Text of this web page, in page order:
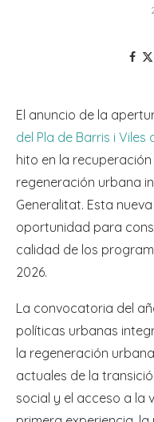
El anuncio de la
del Pla de Barris i Viles
hito en la
regeneración urbana
Generalitat. Esta
oportunidad para
calidad de los
2026.
La convocatoria del
políticas urbanas
la regeneración
actuales de la
social y el acceso a la